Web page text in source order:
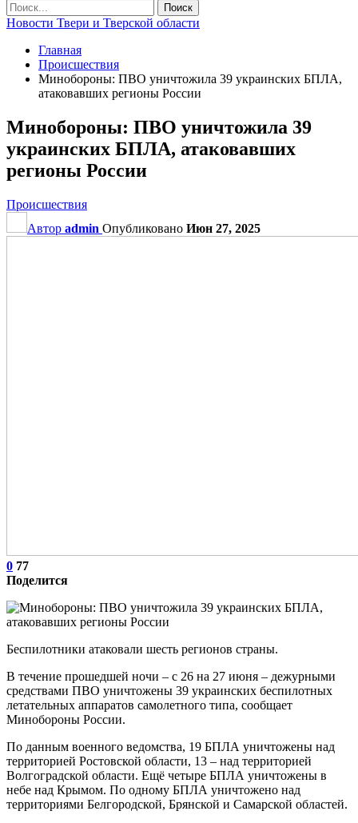
Новости Твери и Тверской области
Главная
Происшествия
Минобороны: ПВО уничтожила 39 украинских БПЛА,
атаковавших регионы России
Минобороны: ПВО уничтожила 39
украинских БПЛА, атаковавших
регионы России
Происшествия
Автор admin Опубликовано Июн 27, 2025
0 77
Поделится
Беспилотники атаковали шесть регионов страны.
В течение прошедшей ночи – с 26 на 27 июня – дежурными
средствами ПВО уничтожены 39 украинских беспилотных
летательных аппаратов самолетного типа, сообщает
Минобороны России.
По данным военного ведомства, 19 БПЛА уничтожены над
территорией Ростовской области, 13 – над территорией
Волгоградской области. Ещё четыре БПЛА уничтожены в
небе над Крымом. По одному БПЛА уничтожено над
территориями Белгородской, Брянской и Самарской областей.